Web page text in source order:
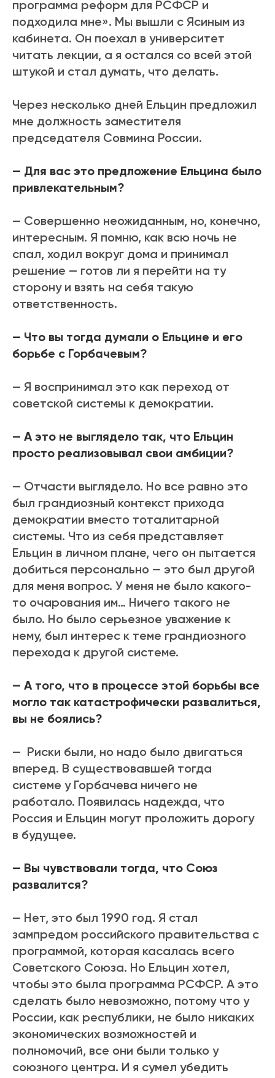
программа реформ для РСФСР и
подходила мне». Мы вышли с Ясиным из
кабинета. Он поехал в университет
читать лекции, а я остался со всей этой
штукой и стал думать, что делать.
Через несколько дней Ельцин предложил
мне должность заместителя
председателя Совмина России.
— Для вас это предложение Ельцина было
привлекательным?
— Совершенно неожиданным, но, конечно,
интересным. Я помню, как всю ночь не
спал, ходил вокруг дома и принимал
решение — готов ли я перейти на ту
сторону и взять на себя такую
ответственность.
— Что вы тогда думали о Ельцине и его
борьбе с Горбачевым?
— Я воспринимал это как переход от
советской системы к демократии.
— А это не выглядело так, что Ельцин
просто реализовывал свои амбиции?
— Отчасти выглядело. Но все равно это
был грандиозный контекст прихода
демократии вместо тоталитарной
системы. Что из себя представляет
Ельцин в личном плане, чего он пытается
добиться персонально — это был другой
для меня вопрос. У меня не было какого-
то очарования им… Ничего такого не
было. Но было серьезное уважение к
нему, был интерес к теме грандиозного
перехода к другой системе.
— А того, что в процессе этой борьбы все
могло так катастрофически развалиться,
вы не боялись?
— Риски были, но надо было двигаться
вперед. В существовавшей тогда
системе у Горбачева ничего не
работало. Появилась надежда, что
Россия и Ельцин могут проложить дорогу
в будущее.
— Вы чувствовали тогда, что Союз
развалится?
— Нет, это был 1990 год. Я стал
зампредом российского правительства с
программой, которая касалась всего
Советского Союза. Но Ельцин хотел,
чтобы это была программа РСФСР. А это
сделать было невозможно, потому что у
России, как республики, не было никаких
экономических возможностей и
полномочий, все они были только у
союзного центра. И я сумел убедить